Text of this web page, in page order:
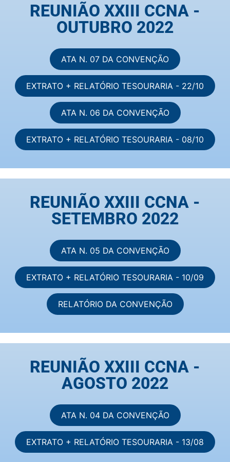
REUNIÃO XXIII CCNA -
OUTUBRO 2022
ATA N. 07 DA CONVENÇÃO
EXTRATO + RELATÓRIO TESOURARIA - 22/10
ATA N. 06 DA CONVENÇÃO
EXTRATO + RELATÓRIO TESOURARIA - 08/10
REUNIÃO XXIII CCNA -
SETEMBRO 2022
ATA N. 05 DA CONVENÇÃO
EXTRATO + RELATÓRIO TESOURARIA - 10/09
RELATÓRIO DA CONVENÇÃO
REUNIÃO XXIII CCNA -
AGOSTO 2022
ATA N. 04 DA CONVENÇÃO
EXTRATO + RELATÓRIO TESOURARIA - 13/08